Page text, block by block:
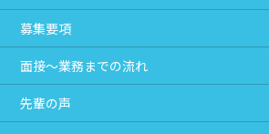
募集要項
面接～業務までの流れ
先輩の声